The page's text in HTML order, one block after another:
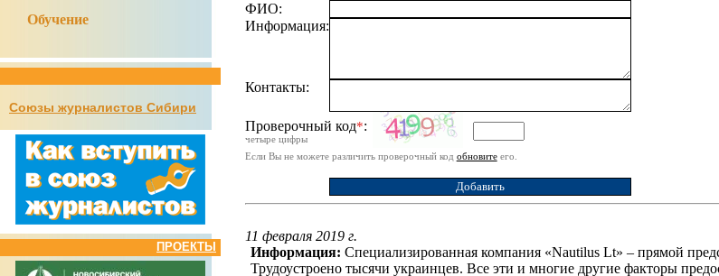
Обучение
Союзы журналистов Сибири
ПРОЕКТЫ
ФИО:
Информация:
Контакты:
Проверочный код*:
четыре цифры
Если Вы не можете различить проверочный код обновитеего.
11 февраля 2019 г.
Информация: Специализированная компания «Nautilus Lt» – прямой
Трудоустроено тысячи украинцев. Все эти и многие другие факторы